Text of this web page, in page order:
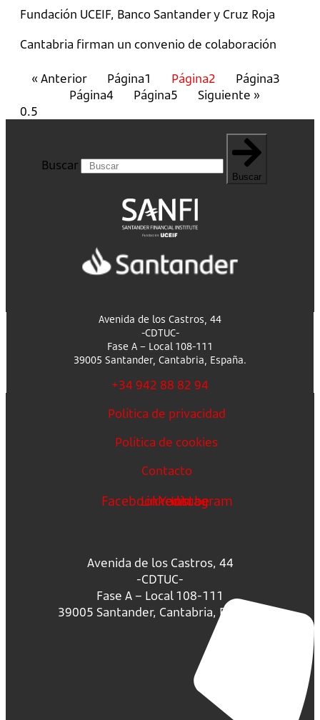
Fundación UCEIF, Banco Santander y Cruz Roja
Cantabria firman un convenio de colaboración
« Anterior Página1 Página2 Página3
Página4 Página5 Siguiente »
Buscar
Buscar
Avenida de los Castros, 44
-CDTUC-
Fase A – Local 108-111
39005 Santander, Cantabria, España.
+34 942 88 82 94
Política de privacidad
Política de cookies
Contacto
FacebookLinkedin
Youtube
Instagram
Avenida de los Castros, 44
-CDTUC-
Fase A – Local 108-111
39005 Santander, Cantabria, España.